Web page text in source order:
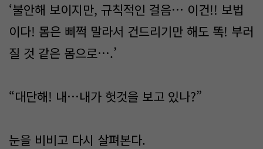
‘불안해 보이지만, 규칙적인 걸음… 이건!! 보법
이다! 몸은 삐쩍 말라서 건드리기만 해도 똑! 부러
질 것 같은 몸으로….’
“대단해! 내…내가 헛것을 보고 있나?”
눈을 비비고 다시 살펴본다.